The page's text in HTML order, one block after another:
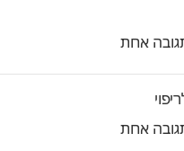
אחת
אחת